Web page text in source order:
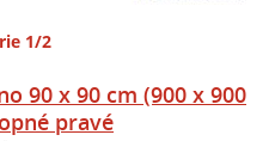
1/2
90 x 90 cm (900 x 900
pravé